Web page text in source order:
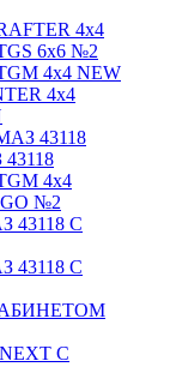
4х4
6х6 №2
4x4 NEW
4x4
43118
4x4
№2
С
С
С